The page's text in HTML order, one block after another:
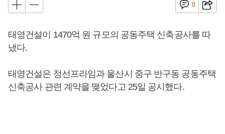
0
태영건설이 1470억 원 규모의 공동주택 신축공사를 따
냈다.
태영건설은 정선프라임과 울산시 중구 반구동 공동주택
신축공사 관련 계약을 맺었다고 25일 공시했다.